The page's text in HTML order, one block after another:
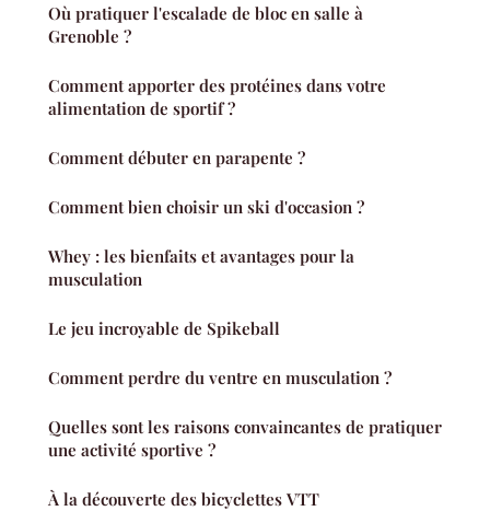
Où pratiquer l'escalade de bloc en salle à
Grenoble ?
Comment apporter des protéines dans votre
alimentation de sportif ?
Comment débuter en parapente ?
Comment bien choisir un ski d'occasion ?
Whey : les bienfaits et avantages pour la
musculation
Le jeu incroyable de Spikeball
Comment perdre du ventre en musculation ?
Quelles sont les raisons convaincantes de pratiquer
une activité sportive ?
À la découverte des bicyclettes VTT